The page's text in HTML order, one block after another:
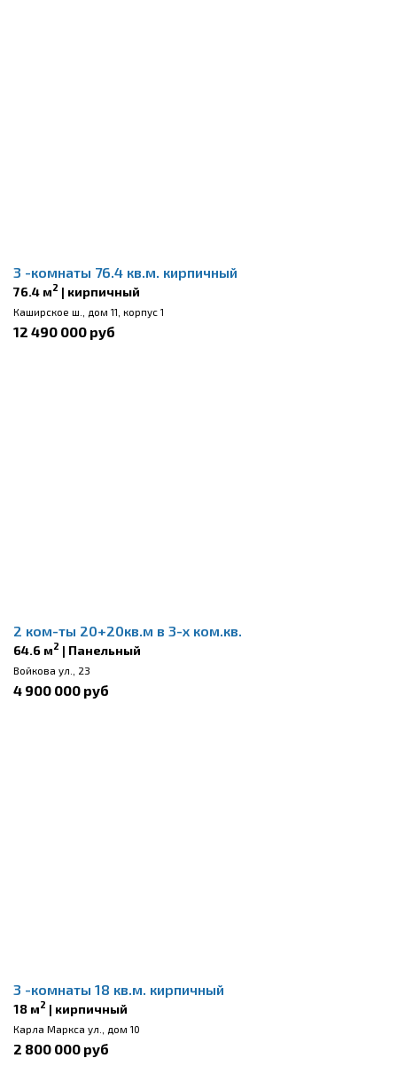
3 -комнаты 76.4 кв.м. кирпичный
76.4 м2 | кирпичный
Каширское ш., дом 11, корпус 1
12 490 000 руб
2 ком-ты 20+20кв.м в 3-х ком.кв.
64.6 м2 | Панельный
Войкова ул., 23
4 900 000 руб
3 -комнаты 18 кв.м. кирпичный
18 м2 | кирпичный
Карла Маркса ул., дом 10
2 800 000 руб